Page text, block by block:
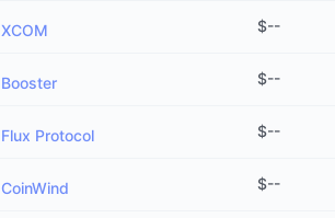
XCOM $--
Booster $--
Flux Protocol $--
CoinWind $--